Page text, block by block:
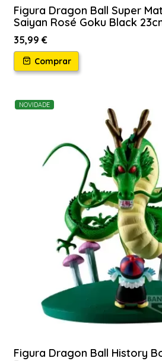
Figura Dragon Ball Super
Saiyan Rosé Goku Black
35,99 €
Comprar
NOVIDADE
Figura Dragon Ball History